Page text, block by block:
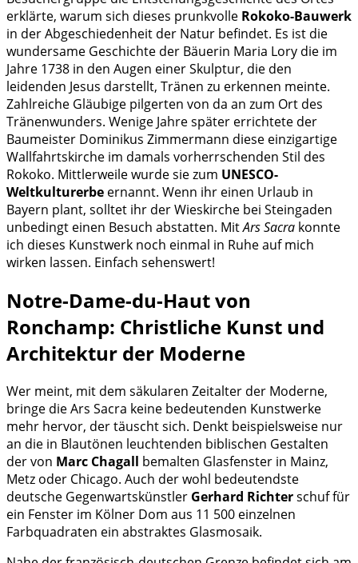
erklärte, warum sich dieses prunkvolle Rokoko-Bauwerk
in der Abgeschiedenheit der Natur befindet. Es ist die
wundersame Geschichte der Bäuerin Maria Lory die im
Jahre 1738 in den Augen einer Skulptur, die den
leidenden Jesus darstellt, Tränen zu erkennen meinte.
Zahlreiche Gläubige pilgerten von da an zum Ort des
Tränenwunders. Wenige Jahre später errichtete der
Baumeister Dominikus Zimmermann diese einzigartige
Wallfahrtskirche im damals vorherrschenden Stil des
Rokoko. Mittlerweile wurde sie zum UNESCO-
Weltkulturerbe ernannt. Wenn ihr einen Urlaub in
Bayern plant, solltet ihr der Wieskirche bei Steingaden
unbedingt einen Besuch abstatten. MitArs Sacra konnte
ich dieses Kunstwerk noch einmal in Ruhe auf mich
wirken lassen. Einfach sehenswert!
Notre-Dame-du-Haut von
Ronchamp: Christliche Kunst und
Architektur der Moderne
Wer meint, mit dem säkularen Zeitalter der Moderne,
bringe die Ars Sacra keine bedeutenden Kunstwerke
mehr hervor, der täuscht sich. Denkt beispielsweise nur
an die in Blautönen leuchtenden biblischen Gestalten
der von Marc Chagall bemalten Glasfenster in Mainz,
Metz oder Chicago. Auch der wohl bedeutendste
deutsche Gegenwartskünstler Gerhard Richterschuf für
ein Fenster im Kölner Dom aus 11 500 einzelnen
Farbquadraten ein abstraktes Glasmosaik.